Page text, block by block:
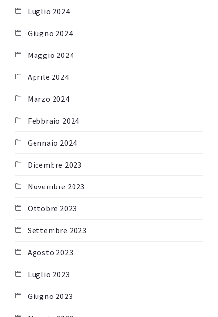
Luglio 2024
Giugno 2024
Maggio 2024
Aprile 2024
Marzo 2024
Febbraio 2024
Gennaio 2024
Dicembre 2023
Novembre 2023
Ottobre 2023
Settembre 2023
Agosto 2023
Luglio 2023
Giugno 2023